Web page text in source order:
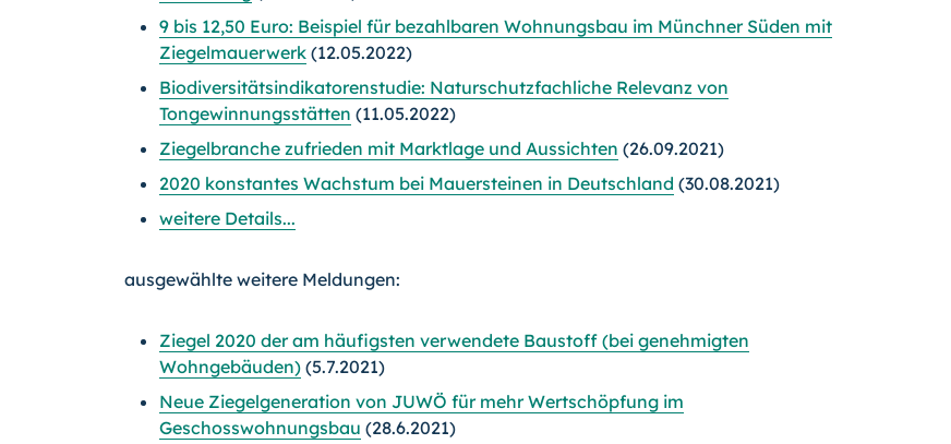
9 bis 12,50 Euro: Beispiel für bezahlbaren Wohnungsbau im Münchner Süden mit
Ziegelmauerwerk (12.05.2022)
Biodiversitätsindikatorenstudie: Naturschutzfachliche Relevanz von
Tongewinnungsstätten (11.05.2022)
Ziegelbranche zufrieden mit Marktlage und Aussichten (26.09.2021)
2020 konstantes Wachstum bei Mauersteinen in Deutschland (30.08.2021)
weitere Details...
ausgewählte weitere Meldungen:
Ziegel 2020 der am häufigsten verwendete Baustoff (bei genehmigten
Wohngebäuden) (5.7.2021)
Neue Ziegelgeneration von JUWÖ für mehr Wertschöpfung im
Geschosswohnungsbau (28.6.2021)